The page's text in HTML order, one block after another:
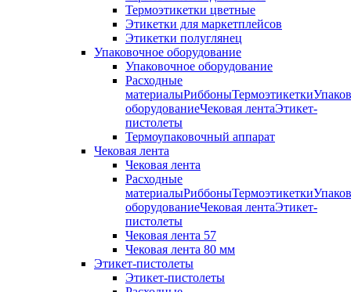
Термоэтикетки цветные
Этикетки для маркетплейсов
Этикетки полуглянец
Упаковочное оборудование
Упаковочное оборудование
Расходные
оборудованиеЧековая лентаЭтикет-
пистолеты
Термоупаковочный аппарат
Чековая лента
Чековая лента
Расходные
оборудованиеЧековая лентаЭтикет-
пистолеты
Чековая лента 57
Чековая лента 80 мм
Этикет-пистолеты
Этикет-пистолеты